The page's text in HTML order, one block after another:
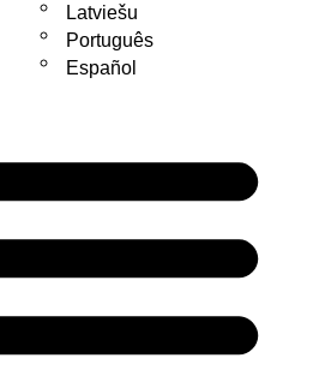
Latviešu
Português
Español